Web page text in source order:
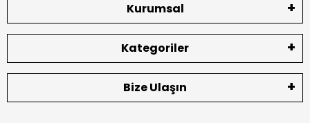
Kurumsal
Kategoriler
Bize Ulaşın